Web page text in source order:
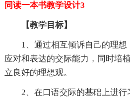
同读一本书教学设计3
【教学目标】
1、通过相互倾诉自己的理想
应对和表达的交际能力，同时培
立良好的理想观。
2、在口语交际的基础上进